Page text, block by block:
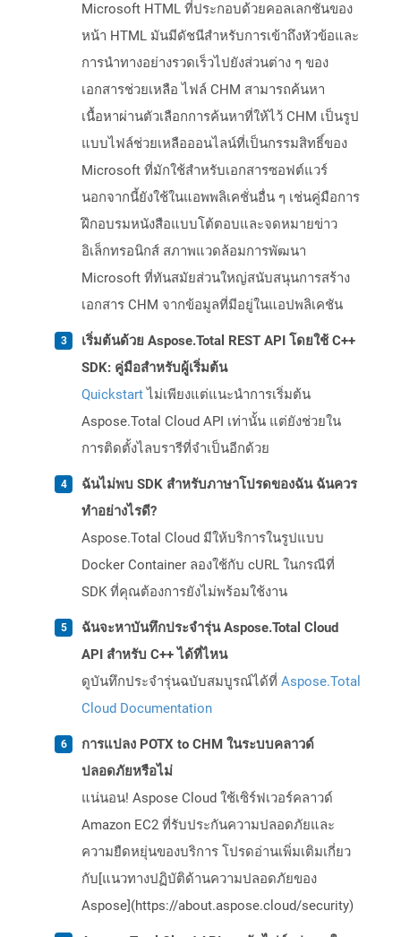
Microsoft HTML ที่ประกอบด้วยคอลเลกชันของ
หน้า HTML มันมีดัชนีสำหรับการเข้าถึงหัวข้อและ
การนำทางอย่างรวดเร็วไปยังส่วนต่าง ๆ ของ
เอกสารช่วยเหลือ ไฟล์ CHM สามารถค้นหา
เนื้อหาผ่านตัวเลือกการค้นหาที่ให้ไว้ CHM เป็นรูป
แบบไฟล์ช่วยเหลือออนไลน์ที่เป็นกรรมสิทธิ์ของ
Microsoft ที่มักใช้สำหรับเอกสารซอฟต์แวร์
นอกจากนี้ยังใช้ในแอพพลิเคชั่นอื่น ๆ เช่นคู่มือการ
ฝึกอบรมหนังสือแบบโต้ตอบและจดหมายข่าว
อิเล็กทรอนิกส์ สภาพแวดล้อมการพัฒนา
Microsoft ที่ทันสมัยส่วนใหญ่สนับสนุนการสร้าง
เอกสาร CHM จากข้อมูลที่มีอยู่ในแอปพลิเคชัน
เริ่มต้นด้วย Aspose.Total REST API โดยใช้ C++
SDK: คู่มือสำหรับผู้เริ่มต้น
Quickstartไม่เพียงแต่แนะนำการเริ่มต้น
Aspose.Total Cloud API เท่านั้น แต่ยังช่วยใน
การติดตั้งไลบรารีที่จำเป็นอีกด้วย
ฉันไม่พบ SDK สำหรับภาษาโปรดของฉัน ฉันควร
ทำอย่างไรดี?
Aspose.Total Cloud มีให้บริการในรูปแบบ
Docker Container ลองใช้กับ cURL ในกรณีที่
SDK ที่คุณต้องการยังไม่พร้อมใช้งาน
ฉันจะหาบันทึกประจำรุ่น Aspose.Total Cloud
API สำหรับ C++ ได้ที่ไหน
ดูบันทึกประจำรุ่นฉบับสมบูรณ์ได้ที่ Aspose.Total
Cloud Documentation
การแปลง POTX to CHM ในระบบคลาวด์
ปลอดภัยหรือไม่
แน่นอน! Aspose Cloud ใช้เซิร์ฟเวอร์คลาวด์
Amazon EC2 ที่รับประกันความปลอดภัยและ
ความยืดหยุ่นของบริการ โปรดอ่านเพิ่มเติมเกี่ยว
กับ[แนวทางปฏิบัติด้านความปลอดภัยของ
Aspose](https://about.aspose.cloud/security)